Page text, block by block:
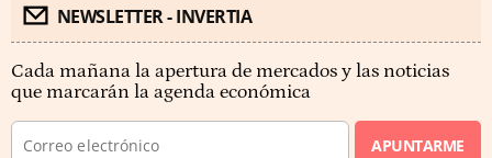
NEWSLETTER - INVERTIA
Cada mañana la apertura de mercados y las noticias
que marcarán la agenda económica
APUNTARME